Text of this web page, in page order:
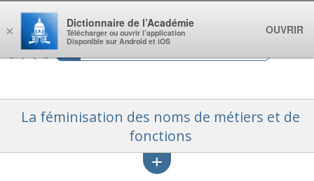
Aller au contenu
La féminisation des noms de métiers et de
fonctions
×
Dictionnaire de l’Académie
Télécharger ou ouvrir l’application
Disponible sur Android et iOS
OUVRIR